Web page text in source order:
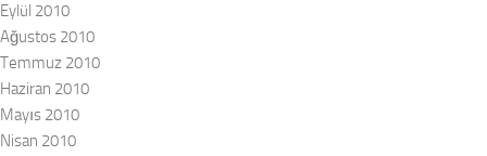
Eylül 2010
Ağustos 2010
Temmuz 2010
Haziran 2010
Mayıs 2010
Nisan 2010